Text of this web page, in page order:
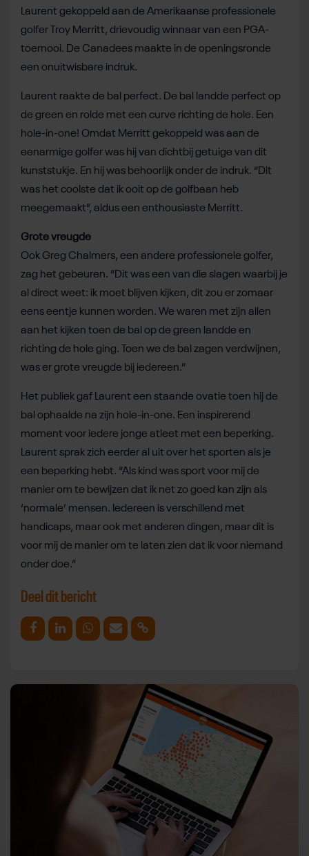
Laurent gekoppeld aan de Amerikaanse professionele
golfer Troy Merritt, drievoudig winnaar van een PGA-
toernooi. De Canadees maakte in de openingsronde
een onuitwisbare indruk.
Laurent raakte de bal perfect. De bal landde perfect op
de green en rolde met een curve richting de hole. Een
hole-in-one! Omdat Merritt gekoppeld was aan de
eenarmige golfer was hij van dichtbij getuige van dit
kunststukje. En hij was behoorlijk onder de indruk. “Dit
was het coolste dat ik ooit op de golfbaan heb
meegemaakt”, aldus een enthousiaste Merritt.
Grote vreugde
Ook Greg Chalmers, een andere professionele golfer,
zag het gebeuren. “Dit was een van die slagen waarbij je
al direct weet: ik moet blijven kijken, dit zou er zomaar
eens eentje kunnen worden. We waren met zijn allen
aan het kijken toen de bal op de green landde en
richting de hole ging. Toen we de bal zagen verdwijnen,
was er grote vreugde bij iedereen.”
Het publiek gaf Laurent een staande ovatie toen hij de
bal ophaalde na zijn hole-in-one. Een inspirerend
moment voor iedere jonge atleet met een beperking.
Laurent sprak zich eerder al uit over het sporten als je
een beperking hebt. “Als kind was sport voor mij de
manier om te bewijzen dat ik net zo goed kan zijn als
‘normale’ mensen. Iedereen is verschillend met
handicaps, maar ook met anderen dingen, maar dit is
voor mij de manier om te laten zien dat ik voor niemand
onder doe.”
Deel dit bericht
Deel op Facebook
Deel op LinkedinDeel op Whatsapp
Mail link Kopieer link